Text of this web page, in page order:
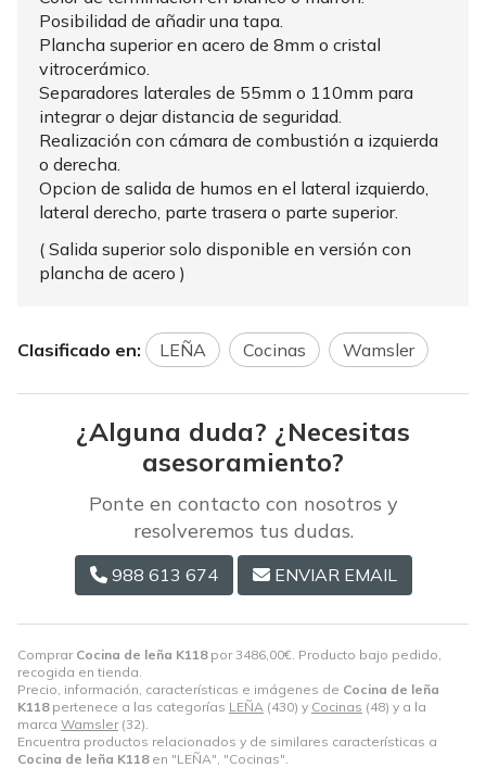
Comprar Cocina de leña K118por3486,00€ . Producto bajo pedido,
recogida en tienda.
Precio, información, características e imágenes de Cocina de leña
K118pertenece a las categorías LEÑA (430) y Cocinas (48) y a la
marca Wamsler(32).
Encuentra productos relacionados y de similares características a
Cocina de leña K118en "LEÑA", "Cocinas".
Posibilidad de añadir una tapa.
Plancha superior en acero de 8mm o cristal
vitrocerámico.
Separadores laterales de 55mm o 110mm para
integrar o dejar distancia de seguridad.
Realización con cámara de combustión a izquierda
o derecha.
Opcion de salida de humos en el lateral izquierdo,
lateral derecho, parte trasera o parte superior.
( Salida superior solo disponible en versión con
plancha de acero )
Clasificado en: LEÑA Cocinas Wamsler
¿Alguna duda? ¿Necesitas
asesoramiento?
Ponte en contacto con nosotros y
resolveremos tus dudas.
988 613 674 ENVIAR EMAIL